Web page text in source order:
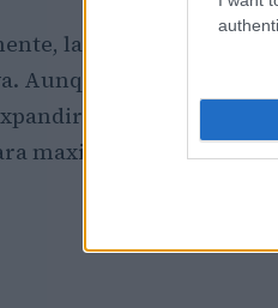
la asociación con
Aunque aún no hay un
las opciones para
maximizar el valor de